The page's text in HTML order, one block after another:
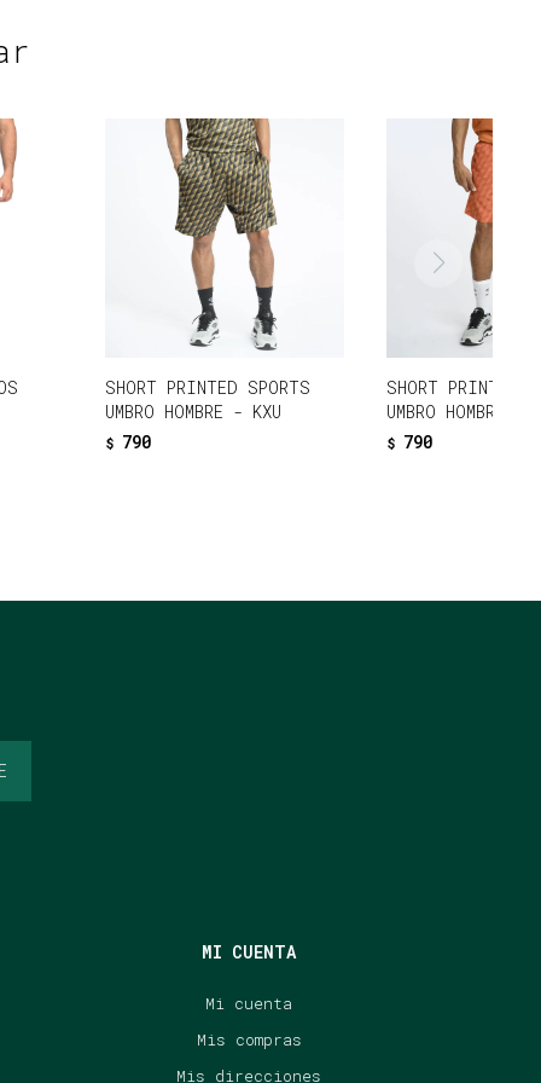
SHORT PRINTED SPORTS
UMBRO HOMBRE - KXU
$ 790
SHORT PRINTED
UMBRO HOMBRE -
$ 790
MI CUENTA
Mi cuenta
Mis compras
Mis direcciones